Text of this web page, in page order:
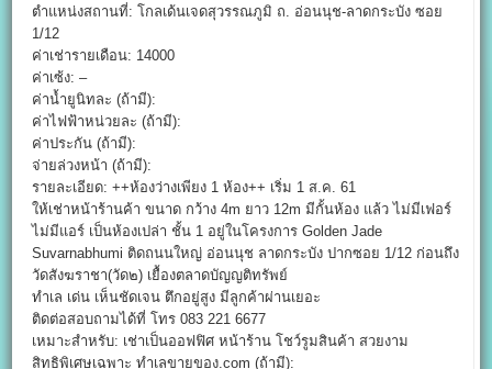
ตำแหน่งสถานที่: โกลเด้นเจดสุวรรณภูมิ ถ. อ่อนนุช-ลาดกระบัง ซอย
1/12
ค่าเช่ารายเดือน: 14000
ค่าเซ้ง: –
ค่าน้ำยูนิทละ (ถ้ามี):
ค่าไฟฟ้าหน่วยละ (ถ้ามี):
ค่าประกัน (ถ้ามี):
จ่ายล่วงหน้า (ถ้ามี):
รายละเอียด: ++ห้องว่างเพียง 1 ห้อง++ เริ่ม 1 ส.ค. 61
ให้เช่าหน้าร้านค้า ขนาด กว้าง 4m ยาว 12m มีกั้นห้อง แล้ว ไม่มีเฟอร์
ไม่มีแอร์ เป็นห้องเปล่า ชั้น 1 อยู่ในโครงการ Golden Jade
Suvarnabhumi ติดถนนใหญ่ อ่อนนุช ลาดกระบัง ปากซอย 1/12 ก่อนถึง
วัดสังฆราชา(วัด๒) เยื้องตลาดบัญญติทรัพย์
ทำเล เด่น เห็นชัดเจน ตึกอยู่สูง มีลูกค้าผ่านเยอะ
ติดต่อสอบถามได้ที่ โทร 083 221 6677
เหมาะสำหรับ: เช่าเป็นออฟฟิศ หน้าร้าน โชว์รูมสินค้า สวยงาม
สิทธิพิเศษเฉพาะ ทำเลขายของ.com (ถ้ามี):